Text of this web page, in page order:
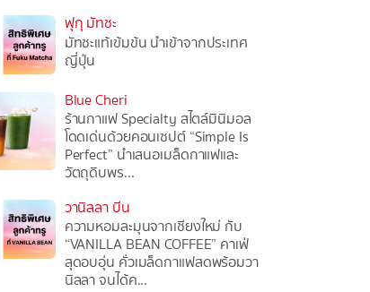
ฟุกุ มัทชะ
มัทชะแท้เข้มข้น นำเข้าจากประเทศ
ญี่ปุ่น
Blue Cheri
ร้านกาแฟ Specialty สไตล์มินิมอล
โดดเด่นด้วยคอนเซปต์ “Simple Is
Perfect” นำเสนอเมล็ดกาแฟและ
วัตถุดิบพร...
วานิลลา บีน
ความหอมละมุนจากเชียงใหม่ กับ
“VANILLA BEAN COFFEE” คาเฟ่
สุดอบอุ่น คั่วเมล็ดกาแฟสดพร้อมวา
นิลลา จนได้ค...